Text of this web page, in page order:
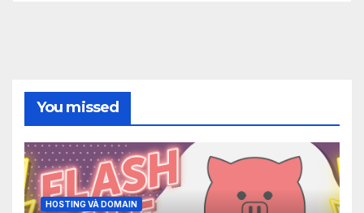
You missed
HOSTING VÀ DOMAIN